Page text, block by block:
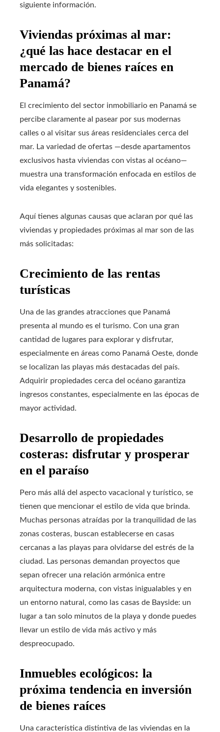
siguiente información.
Viviendas próximas al mar:
¿qué las hace destacar en el
mercado de bienes raíces en
Panamá?
El crecimiento del sector inmobiliario en Panamá se
percibe claramente al pasear por sus modernas
calles o al visitar sus áreas residenciales cerca del
mar. La variedad de ofertas —desde apartamentos
exclusivos hasta viviendas con vistas al océano—
muestra una transformación enfocada en estilos de
vida elegantes y sostenibles.
Aquí tienes algunas causas que aclaran por qué las
viviendas y propiedades próximas al mar son de las
más solicitadas:
Crecimiento de las rentas
turísticas
Una de las grandes atracciones que Panamá
presenta al mundo es el turismo. Con una gran
cantidad de lugares para explorar y disfrutar,
especialmente en áreas como Panamá Oeste, donde
se localizan las playas más destacadas del país.
Adquirir propiedades cerca del océano garantiza
ingresos constantes, especialmente en las épocas de
mayor actividad.
Desarrollo de propiedades
costeras: disfrutar y prosperar
en el paraíso
Pero más allá del aspecto vacacional y turístico, se
tienen que mencionar el estilo de vida que brinda.
Muchas personas atraídas por la tranquilidad de las
zonas costeras, buscan establecerse en casas
cercanas a las playas para olvidarse del estrés de la
ciudad. Las personas demandan proyectos que
sepan ofrecer una relación armónica entre
arquitectura moderna, con vistas inigualables y en
un entorno natural, como las casas de Bayside: un
lugar a tan solo minutos de la playa y donde puedes
llevar un estilo de vida más activo y más
despreocupado.
Inmuebles ecológicos: la
próxima tendencia en inversión
de bienes raíces
Una característica distintiva de las viviendas en la